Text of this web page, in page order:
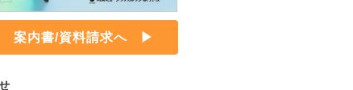
案内書/資料請求へ